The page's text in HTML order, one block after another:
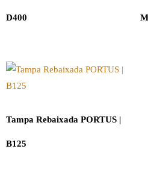
D400
Tampa Rebaixada PORTUS |
B125